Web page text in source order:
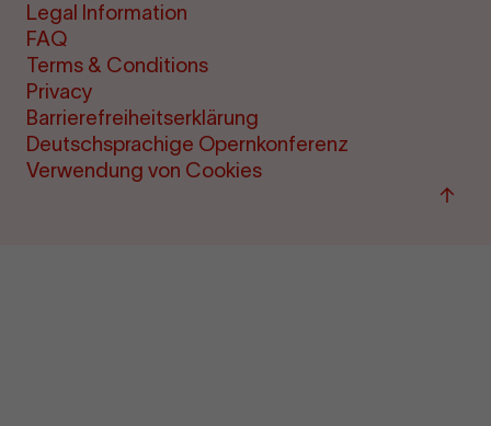
Legal Information
FAQ
Terms & Conditions
Privacy
Barrierefreiheitserklärung
Deutschsprachige Opernkonferenz
Verwendung von Cookies
Back